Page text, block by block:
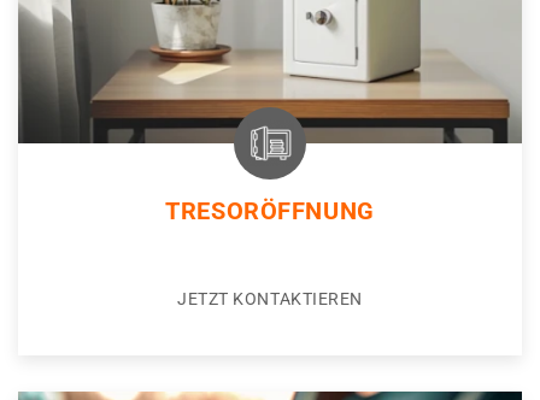
TRESORÖFFNUNG
JETZT KONTAKTIEREN